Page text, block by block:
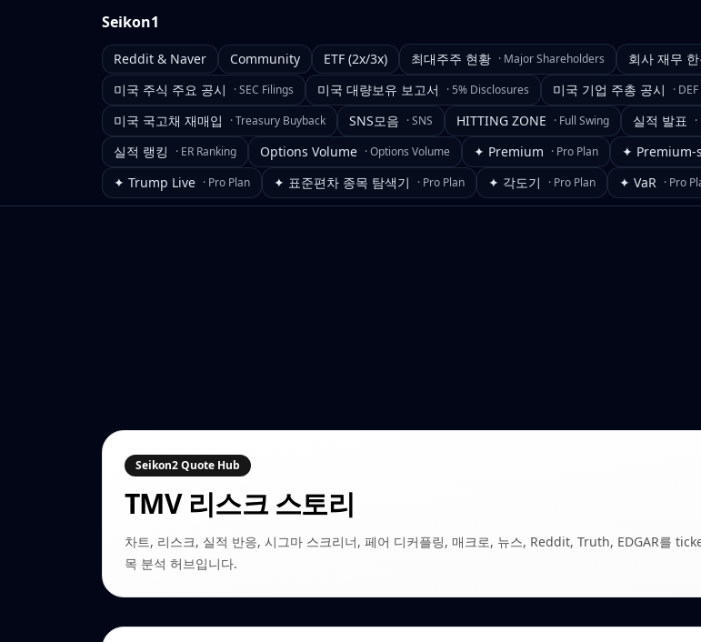
Seikon1
Reddit & Naver Community ETF (2x/3x) 최대주주 현황 · Major Shareholders 회사 재무
미국 주식 주요 공시 ·SEC Filings 미국 대량보유 보고서 · 5% Disclosures 미국 기업 주총 공시 ·
미국 국고채 재매입 ·Treasury Buyback SNS모음 ·SNS HITTING ZONE · Full Swing 실적 발표 ·
실적 랭킹 · ER Ranking Options Volume ·Options Volume ✦ Premium · Pro Plan ✦ Premium-
✦ Trump Live · Pro Plan ✦ 표준편차 종목 탐색기 · Pro Plan ✦ 각도기 · Pro Plan ✦ VaR · Pro
Seikon2 Quote Hub
TMV리스크 스토리
차트, 리스크, 실적 반응, 시그마 스크리너, 페어 디커플링, 매크로, 뉴스, Reddit, Truth, EDGAR를
목 분석 허브입니다.